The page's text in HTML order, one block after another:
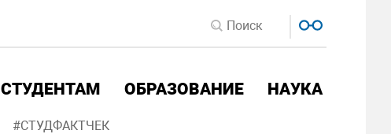
СТУДЕНТАМ ОБРАЗОВАНИЕ НАУКА
#СТУДФАКТЧЕК